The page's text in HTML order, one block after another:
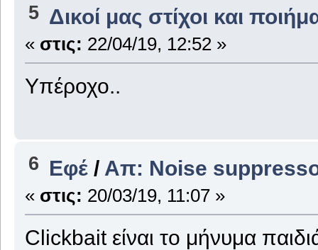
5 Δικοί μας στίχοι και
« στις: 22/04/19, 12:52 »
Υπέροχο..
6 Εφέ / Απ: Noise
« στις: 20/03/19, 11:07 »
Clickbait είναι το μήνυμα